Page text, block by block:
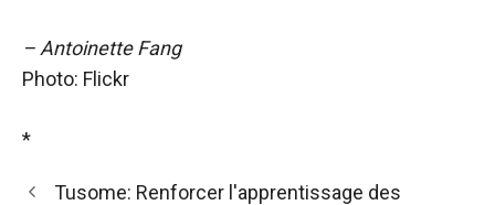
– Antoinette Fang
Photo: Flickr
*
Tusome: Renforcer l'apprentissage des